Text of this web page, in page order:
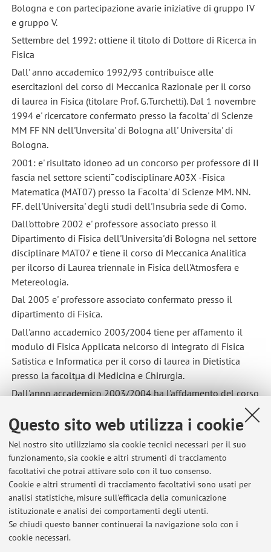
Questo sito web utilizza i cookie
Nel nostro sito utilizziamo sia cookie tecnici necessari per il suo
funzionamento, sia cookie e altri strumenti di tracciamento
facoltativi che potrai attivare solo con il tuo consenso.
Cookie e altri strumenti di tracciamento facoltativi sono usati per
analisi statistiche, misure sull'efficacia della comunicazione
istituzionale e analisi dei comportamenti degli utenti.
Se chiudi questo banner continuerai la navigazione solo con i
cookie necessari.
Bologna e con partecipazione avarie iniziative di gruppo IV
e gruppo V.
Settembre del 1992: ottiene il titolo di Dottore di Ricerca in
Fisica
Dall' anno accademico 1992/93 contribuisce alle
esercitazioni del corso di Meccanica Razionale per il corso
di laurea in Fisica (titolare Prof. G.Turchetti). Dal 1 novembre
1994 e' ricercatore confermato presso la facolta' di Scienze
MM FF NN dell'Unversita' di Bologna all' Universita' di
Bologna.
2001: e' risultato idoneo ad un concorso per professore di II
fascia nel settore scienti¯codisciplinare A03X -Fisica
Matematica (MAT07) presso la Facolta' di Scienze MM. NN.
FF. dell'Universita' degli studi dell'Insubria sede di Como.
Dall'ottobre 2002 e' professore associato presso il
Dipartimento di Fisica dell'Universita'di Bologna nel settore
disciplinare MAT07 e tiene il corso di Meccanica Analitica
per ilcorso di Laurea triennale in Fisica dell'Atmosfera e
Metereologia.
Dal 2005 e' professore associato confermato presso il
dipartimento di Fisica.
Dall'anno accademico 2003/2004 tiene per affamento il
modulo di Fisica Applicata nelcorso di integrato di Fisica
Satistica e Informatica per il corso di laurea in Dietistica
presso la facoltµa di Medicina e Chirurgia.
Dall'anno accademico 2003/2004 ha l'affdamento del corso
Ambientale presso il Politecnico di Milano (sede di
Piacenza)
Ultimi avvisi
risultati scritto 13/02/2024
Pubblicato il: 19 febbraio 2024